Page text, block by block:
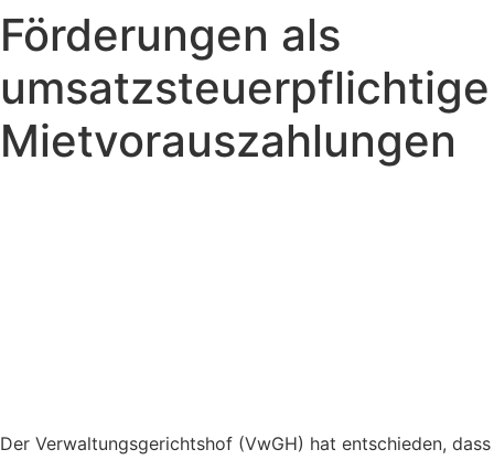
Zum
Inhalt
springen
Förderungen als
umsatzsteuerpflichtige
Mietvorauszahlungen
Der Verwaltungsgerichtshof (VwGH) hat entschieden, dass